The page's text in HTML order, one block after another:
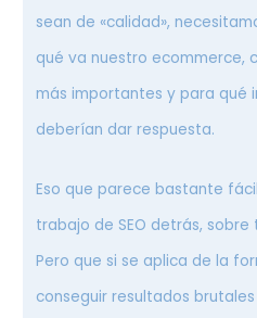
sean de «calidad»,
qué va nuestro ecommerce,
más importantes y para qué
deberían dar respuesta.
Eso que parece bastante
trabajo de SEO detrás,
Pero que si se aplica de la
conseguir resultados